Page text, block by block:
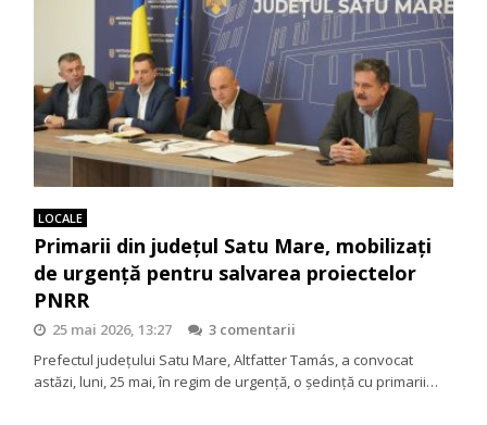
LOCALE
Primarii din județul Satu Mare, mobilizați
de urgență pentru salvarea proiectelor
PNRR
25 mai 2026, 13:27
3 comentarii
Prefectul județului Satu Mare, Altfatter Tamás, a convocat
astăzi, luni, 25 mai, în regim de urgență, o ședință cu primarii…